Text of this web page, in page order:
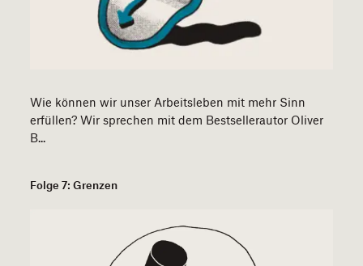
Wie können wir unser Arbeitsleben mit mehr Sinn
erfüllen? Wir sprechen mit dem Bestsellerautor Oliver
B...
Folge 7: Grenzen